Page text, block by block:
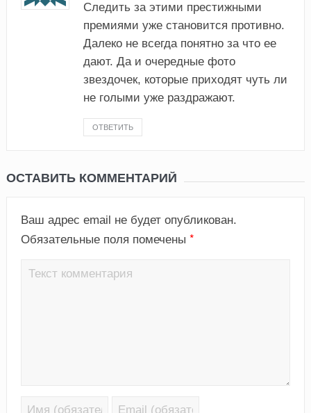
Следить за этими престижными
премиями уже становится противно.
Далеко не всегда понятно за что ее
дают. Да и очередные фото
звездочек, которые приходят чуть ли
не голыми уже раздражают.
ОТВЕТИТЬ
ОСТАВИТЬ КОММЕНТАРИЙ
Ваш адрес email не будет опубликован.
Обязательные поля помечены *